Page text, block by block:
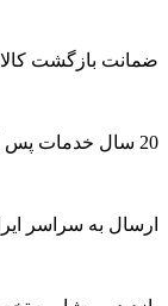
ضمانت بازگشت کالا
20 سال خدمات پس از فروش
ارسال به سراسر